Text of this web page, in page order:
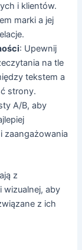
i klientów.
marki a jej
: Upewnij
na tle
tekstem a
strony.
A/B, aby
zaangażowania
z
aby
z ich